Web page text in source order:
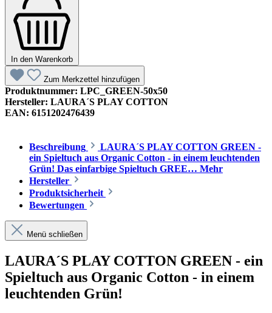
In den Warenkorb
Zum Merkzettel hinzufügen
Produktnummer: LPC_GREEN-50x50
Hersteller: LAURA´S PLAY COTTON
EAN: 6151202476439
Beschreibung
LAURA´S PLAY COTTON GREEN -
ein Spieltuch aus Organic Cotton - in einem leuchtenden
Grün! Das einfarbige Spieltuch GREE… Mehr
Hersteller
Produktsicherheit
Bewertungen
Menü schließen
LAURA´S PLAY COTTON GREEN - ein
Spieltuch aus Organic Cotton - in einem
leuchtenden Grün!